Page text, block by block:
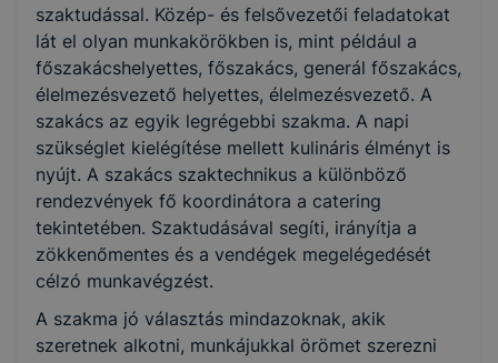
Okleveles technikusképzés
Nem
szaktudással. Közép- és felsővezetői feladatokat
lát el olyan munkakörökben is, mint például a
főszakácshelyettes, főszakács, generál főszakács,
élelmezésvezető helyettes, élelmezésvezető. A
szakács az egyik legrégebbi szakma. A napi
szükséglet kielégítése mellett kulináris élményt is
nyújt. A szakács szaktechnikus a különböző
rendezvények fő koordinátora a catering
tekintetében. Szaktudásával segíti, irányítja a
zökkenőmentes és a vendégek megelégedését
célzó munkavégzést.
A szakma jó választás mindazoknak, akik
szeretnek alkotni, munkájukkal örömet szerezni